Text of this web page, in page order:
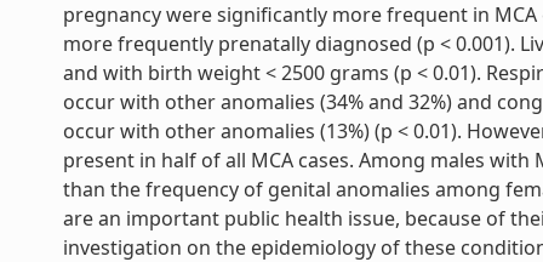
pregnancy were significantly more frequent in MCA
more frequently prenatally diagnosed (p < 0.001).
and with birth weight < 2500 grams (p < 0.01).
occur with other anomalies (34% and 32%) and
occur with other anomalies (13%) (p < 0.01).
present in half of all MCA cases. Among males
than the frequency of genital anomalies among
are an important public health issue, because of
investigation on the epidemiology of these